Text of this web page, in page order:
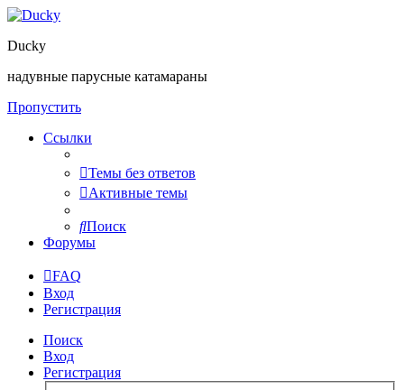
Ducky
надувные парусные катамараны
Пропустить
Ссылки
Темы без ответов
Активные темы
Поиск
Форумы
FAQ
Вход
Регистрация
Поиск
Вход
Регистрация